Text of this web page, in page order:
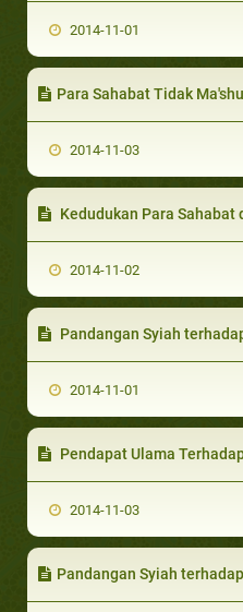
2014-11-01
Para Sahabat Tidak
2014-11-03
Kedudukan Para Sahabat
2014-11-02
Pandangan Syiah terhadap
2014-11-01
Pendapat Ulama Terhadap
2014-11-03
Pandangan Syiah